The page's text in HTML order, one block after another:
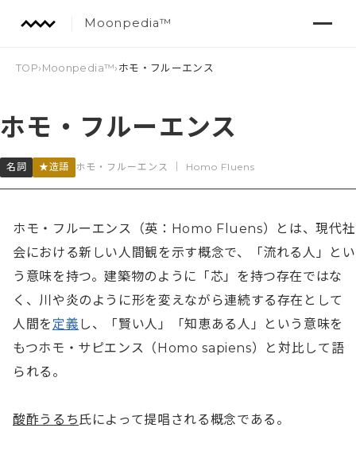
Moonpedia™
TOP› Moonpedia™› ホモ・フルーエンス
ホモ・フルーエンス
名詞 ★造語 ホモ・フルーエンス Homo Fluens
ホモ・フルーエンス（英：Homo Fluens）とは、現代社
会における新しい人間観を示す概念で、「流れる人」とい
う意味を持つ。建築物のように「芯」を持つ存在ではな
く、川や炎のように形を変えながら連続する存在として
人間を 定義 し、「賢い人」「知恵ある人」という意味を
もつホモ・サピエンス（Homo sapiens）と対比して語
られる。
酸酢うるち氏によって提唱される概念である。